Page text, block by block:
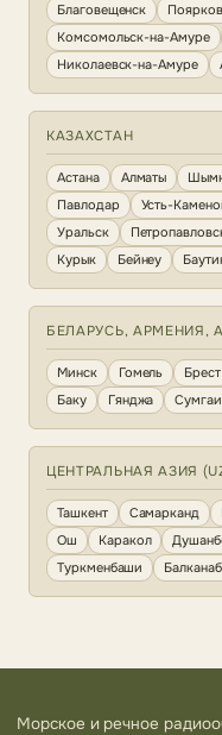
Благовещенск
Комсомольск-на-Амуре
Николаевск-на-Амуре
КАЗАХСТАН
Астана Алматы
Павлодар
Усть-
Уральск
Курык
Бейнеу
БЕЛАРУСЬ, АРМЕНИЯ,
Минск Гомель Брест
Баку
Гянджа
ЦЕНТРАЛЬНАЯ АЗИЯ
Ташкент Самарканд
Ош
Каракол
Туркменбаши
Морское и речное